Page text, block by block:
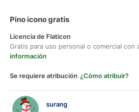
Pino icono gratis
Licencia de Flaticon
Gratis para uso personal o comercial con
información
Se requiere atribución ¿Cómo atribuir?
surang